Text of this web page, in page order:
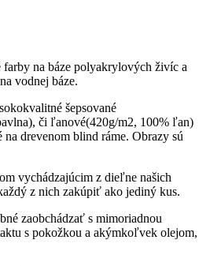
farby na báze polyakrylových živíc a
vodnej báze.
šepsované
či ľanové(420g/m2, 100% ľan)
na drevenom blind ráme. Obrazy sú
vychádzajúcim z dieľne našich
z nich zakúpiť ako jediný kus.
zaobchádzať s mimoriadnou
s pokožkou a akýmkoľvek olejom,